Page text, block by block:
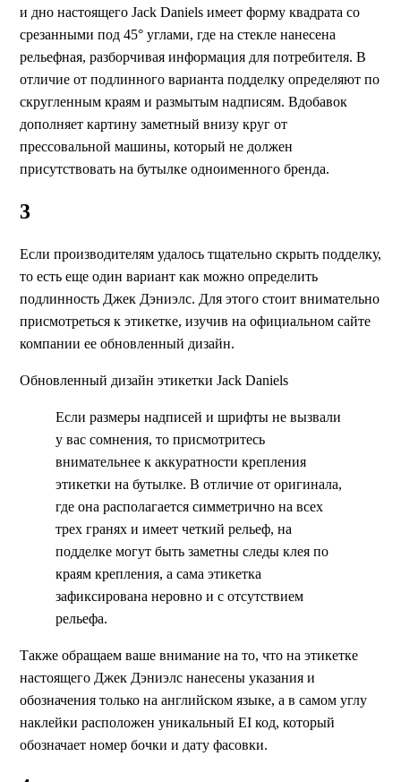
и дно настоящего Jack Daniels имеет форму квадрата со
срезанными под 45° углами, где на стекле нанесена
рельефная, разборчивая информация для потребителя. В
отличие от подлинного варианта подделку определяют по
скругленным краям и размытым надписям. Вдобавок
дополняет картину заметный внизу круг от
прессовальной машины, который не должен
присутствовать на бутылке одноименного бренда.
3
Если производителям удалось тщательно скрыть подделку,
то есть еще один вариант как можно определить
подлинность Джек Дэниэлс. Для этого стоит внимательно
присмотреться к этикетке, изучив на официальном сайте
компании ее обновленный дизайн.
Обновленный дизайн этикетки Jack Daniels
Если размеры надписей и шрифты не вызвали
у вас сомнения, то присмотритесь
внимательнее к аккуратности крепления
этикетки на бутылке. В отличие от оригинала,
где она располагается симметрично на всех
трех гранях и имеет четкий рельеф, на
подделке могут быть заметны следы клея по
краям крепления, а сама этикетка
зафиксирована неровно и с отсутствием
рельефа.
Также обращаем ваше внимание на то, что на этикетке
настоящего Джек Дэниэлс нанесены указания и
обозначения только на английском языке, а в самом углу
наклейки расположен уникальный EI код, который
обозначает номер бочки и дату фасовки.